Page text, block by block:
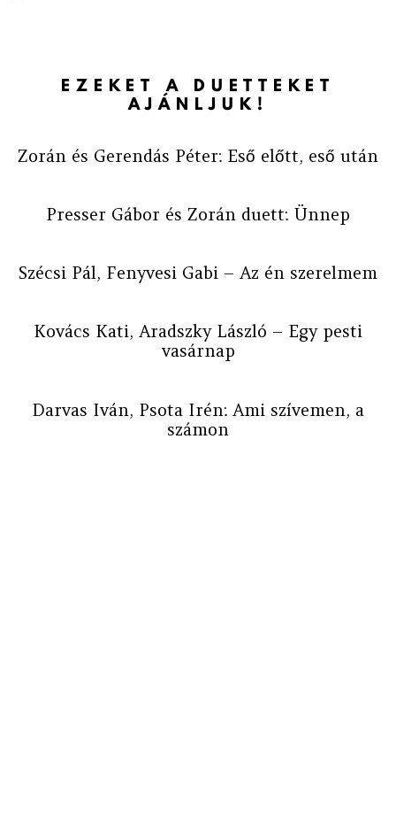
EZEKET A DUETTEKET
AJÁNLJUK!
Zorán és Gerendás Péter: Eső előtt, eső után
Presser Gábor és Zorán duett: Ünnep
Szécsi Pál, Fenyvesi Gabi – Az én szerelmem
Kovács Kati, Aradszky László – Egy pesti
vasárnap
Darvas Iván, Psota Irén: Ami szívemen, a
számon